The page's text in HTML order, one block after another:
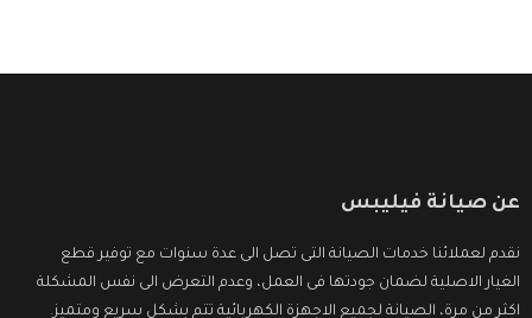
عن صيانة فيليبس
نقدم لعملائنا خدمات الصيانة التى تصل الى عدة سنوات مع توفير قطع
الغيار الاصلية لضمان جودتها فى العمل، وعدم التعرض الى نفس المشكلة
اكثر من مرة، الصيانة لجميع الاجهزة الكهربائية تتم بشكل سريع ومتميز.